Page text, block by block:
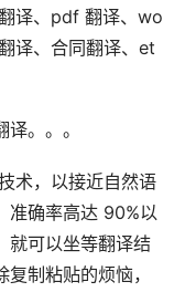
译、pdf 翻译、wo
译、合同翻译、et
。。。
术，以接近自然语
准确率高达 90%以
就可以坐等翻译结
制粘贴的烦恼，